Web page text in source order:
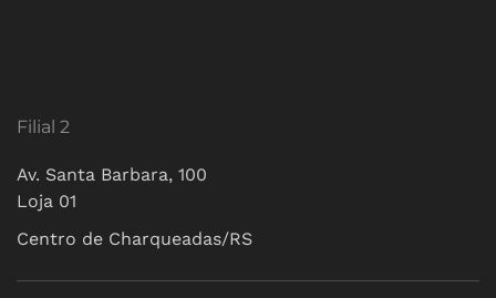
Filial 2
Av. Santa Barbara, 100
Loja 01
Centro de Charqueadas/RS